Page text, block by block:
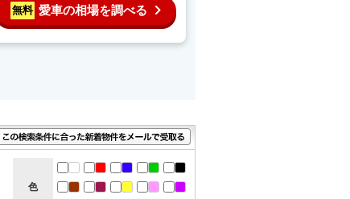
無料 愛車の相場を調べる
色